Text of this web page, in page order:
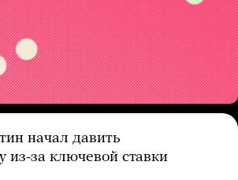
начал давить
из-за ключевой ставки